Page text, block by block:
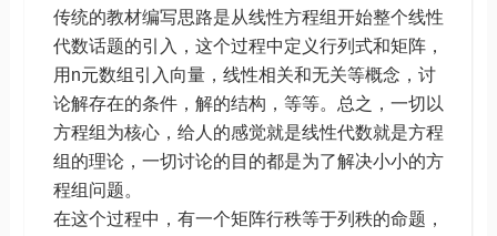
传统的教材编写思路是从线性方程组开始整个线性
代数话题的引入，这个过程中定义行列式和矩阵，
用n元数组引入向量，线性相关和无关等概念，讨
论解存在的条件，解的结构，等等。总之，一切以
方程组为核心，给人的感觉就是线性代数就是方程
组的理论，一切讨论的目的都是为了解决小小的方
程组问题。
在这个过程中，有一个矩阵行秩等于列秩的命题，